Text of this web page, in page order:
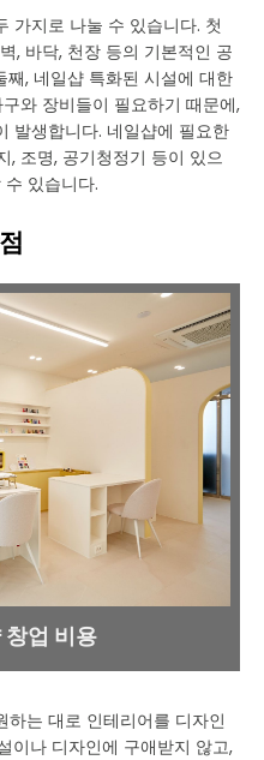
가지로 나눌 수 있습니다. 첫
, 바닥, 천장 등의 기본적인 공
, 네일샵 특화된 시설에 대한
와 장비들이 필요하기 때문에,
발생합니다. 네일샵에 필요한
, 조명, 공기청정기 등이 있으
있습니다.
업 비용
는 대로 인테리어를 디자인
이나 디자인에 구애받지 않고,